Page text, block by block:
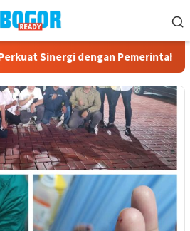
Sinergi dengan Pemerintah dan